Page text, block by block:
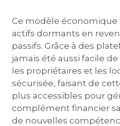
Ce modèle économique
actifs dormants en
passifs. Grâce à des
jamais été aussi facile
les propriétaires et les
sécurisée, faisant de
plus accessibles pour
complément financier
de nouvelles